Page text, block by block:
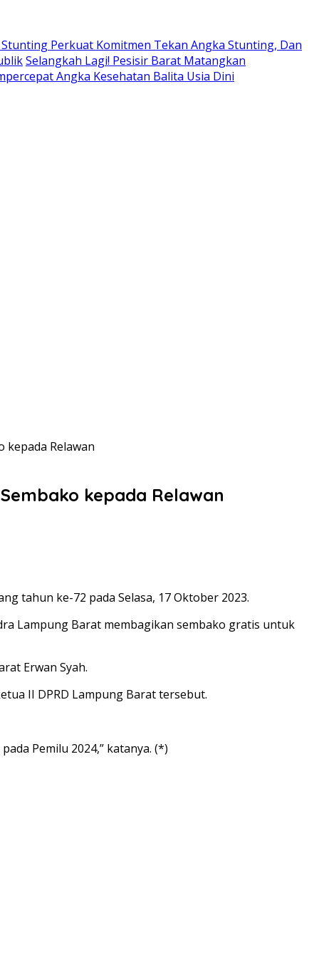
Perkuat Komitmen Tekan Angka Stunting, Dan
Selangkah Lagi! Pesisir Barat Matangkan
Angka Kesehatan Balita Usia Dini
kepada Relawan
kepada Relawan
tahun ke-72 pada Selasa, 17 Oktober 2023.
Lampung Barat membagikan sembako gratis untuk
Erwan Syah.
II DPRD Lampung Barat tersebut.
Pemilu 2024,” katanya. (*)